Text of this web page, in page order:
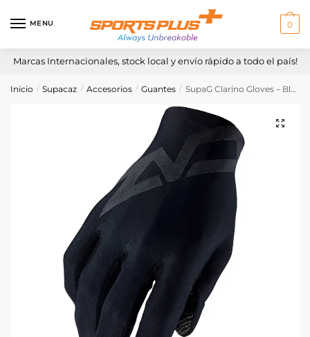
MENU 0
Marcas Internacionales, stock local y envío rápido a todo el país!
Inicio / Supacaz / Accesorios / Guantes / SupaG Clarino Gloves – Black (Long)